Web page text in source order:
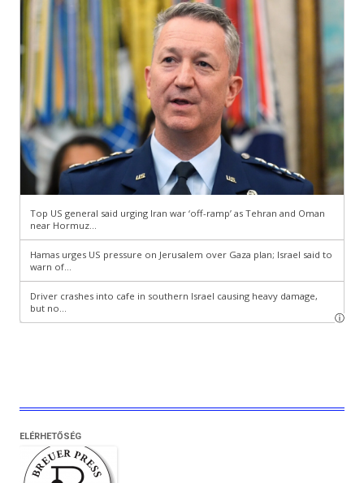
ELÉRHETŐSÉG